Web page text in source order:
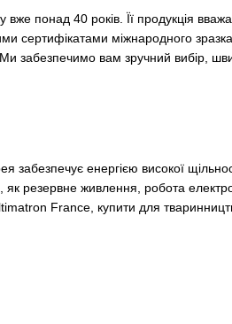
понад 40 років. Її продукція
сертифікатами міжнародного
забезпечимо вам зручний вибір,
забезпечує енергією високої
як резервне живлення, робота
France, купити для